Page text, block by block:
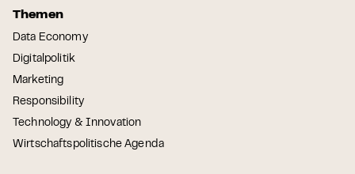
Themen
Data Economy
Digitalpolitik
Marketing
Responsibility
Technology & Innovation
Wirtschaftspolitische Agenda